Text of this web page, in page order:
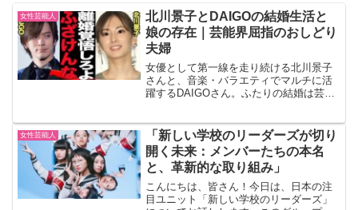
女性芸能人
北川景子とDAIGOの結婚生活と
娘の存在｜芸能界屈指のおしどり
夫婦
女優として第一線を走り続ける北川景子
さんと、音楽・バラエティでマルチに活
躍するDAIGOさん。ふたりの結婚は芸能
事では、出会いから結婚の経緯、娘さん
の存在、そして結婚生...
女性芸能人
「新しい学校のリーダーズが切り
開く未来：メンバーたちの本名
と、革新的な取り組み」
こんにちは、皆さん！今日は、日本の注
目ユニット「新しい学校のリーダーズ」